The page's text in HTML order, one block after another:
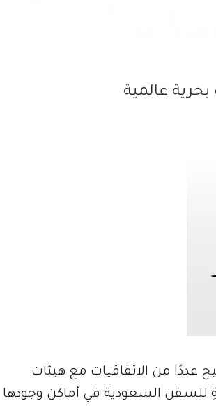
عددًا من الاتفاقيات مع هيئات
للسفن السعودية في أماكن وجودها